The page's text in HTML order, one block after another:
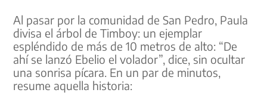
Al pasar por la comunidad de San Pedro, Paula
divisa el árbol de Timboy: un ejemplar
espléndido de más de 10 metros de alto: “De
ahí se lanzó Ebelio el volador”, dice, sin ocultar
una sonrisa pícara. En un par de minutos,
resume aquella historia: